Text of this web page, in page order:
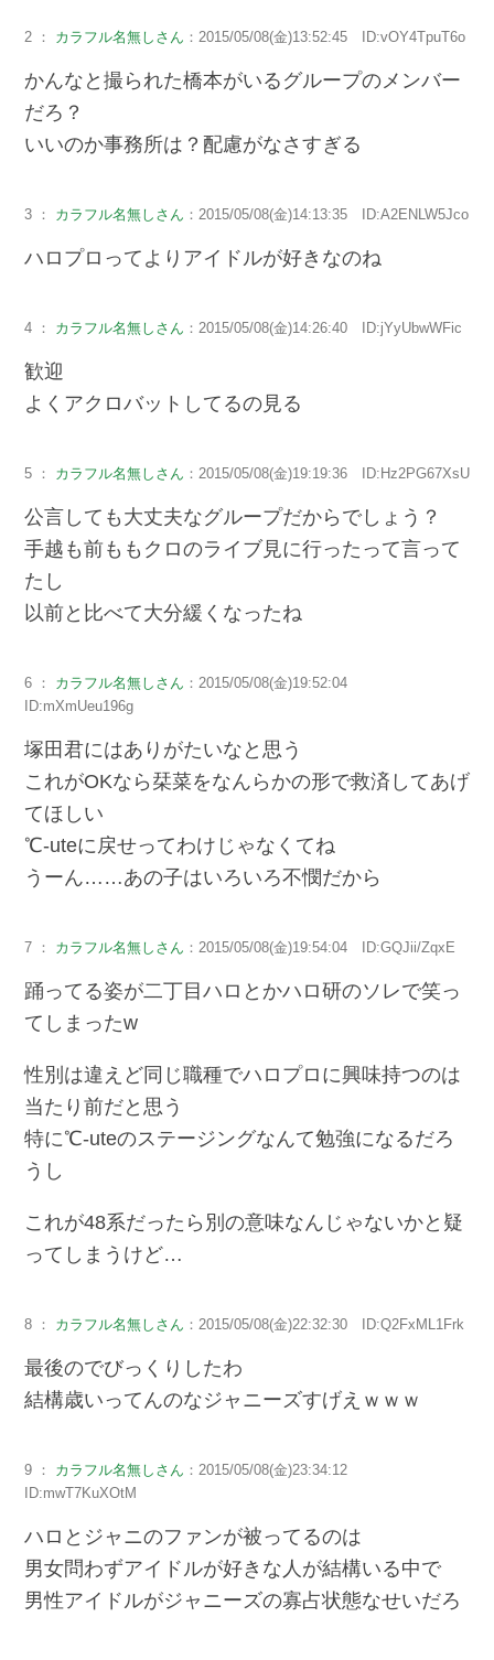
2 ： カラフル名無しさん ：2015/05/08(金)13:52:45 ID:vOY4TpuT6o
かんなと撮られた橋本がいるグループのメンバー
だろ？
いいのか事務所は？配慮がなさすぎる
3 ： カラフル名無しさん ：2015/05/08(金)14:13:35 ID:A2ENLW5Jco
ハロプロってよりアイドルが好きなのね
4 ： カラフル名無しさん ：2015/05/08(金)14:26:40 ID:jYyUbwWFic
歓迎
よくアクロバットしてるの見る
5 ： カラフル名無しさん ：2015/05/08(金)19:19:36 ID:Hz2PG67XsU
公言しても大丈夫なグループだからでしょう？
手越も前ももクロのライブ見に行ったって言って
たし
以前と比べて大分緩くなったね
6 ： カラフル名無しさん ：2015/05/08(金)19:52:04
ID:mXmUeu196g
塚田君にはありがたいなと思う
これがOKなら栞菜をなんらかの形で救済してあげ
てほしい
℃-uteに戻せってわけじゃなくてね
うーん……あの子はいろいろ不憫だから
7 ： カラフル名無しさん ：2015/05/08(金)19:54:04 ID:GQJii/ZqxE
踊ってる姿が二丁目ハロとかハロ研のソレで笑っ
てしまったw
性別は違えど同じ職種でハロプロに興味持つのは
当たり前だと思う
特に℃-uteのステージングなんて勉強になるだろ
うし
これが48系だったら別の意味なんじゃないかと疑
ってしまうけど…
8 ： カラフル名無しさん ：2015/05/08(金)22:32:30 ID:Q2FxML1Frk
最後のでびっくりしたわ
結構歳いってんのなジャニーズすげえｗｗｗ
9 ： カラフル名無しさん ：2015/05/08(金)23:34:12
ID:mwT7KuXOtM
ハロとジャニのファンが被ってるのは
男女問わずアイドルが好きな人が結構いる中で
男性アイドルがジャニーズの寡占状態なせいだろ